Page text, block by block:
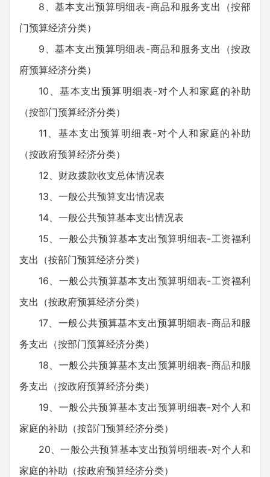
8、基本支出预算明细表-商品和服务支出（按部
门预算经济分类）
9、基本支出预算明细表-商品和服务支出（按政
府预算经济分类）
10、基本支出预算明细表-对个人和家庭的补助
（按部门预算经济分类）
11、基本支出预算明细表-对个人和家庭的补助
（按政府预算经济分类）
12、财政拨款收支总体情况表
13、一般公共预算支出情况表
14、一般公共预算基本支出情况表
15、一般公共预算基本支出预算明细表-工资福利
支出（按部门预算经济分类）
16、一般公共预算基本支出预算明细表-工资福利
支出（按政府预算经济分类）
17、一般公共预算基本支出预算明细表-商品和服
务支出（按部门预算经济分类）
18、一般公共预算基本支出预算明细表-商品和服
务支出（按政府预算经济分类）
19、一般公共预算基本支出预算明细表-对个人和
家庭的补助（按部门预算经济分类）
20、一般公共预算基本支出预算明细表-对个人和
家庭的补助（按政府预算经济分类）